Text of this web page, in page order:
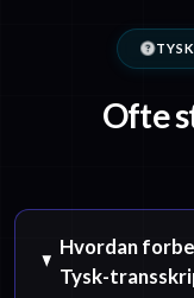
Ofte
Hvordan
Tysk-